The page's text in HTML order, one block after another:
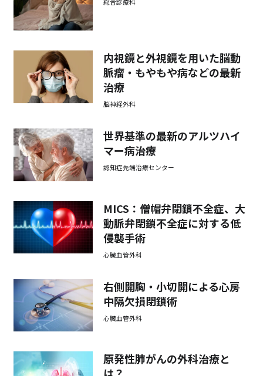
総合診療科
内視鏡と外視鏡を用いた脳動
脈瘤・もやもや病などの最新
治療
脳神経外科
世界基準の最新のアルツハイ
マー病治療
認知症先端治療センター
MICS：僧帽弁閉鎖不全症、大
動脈弁閉鎖不全症に対する低
侵襲手術
心臓血管外科
右側開胸・小切開による心房
中隔欠損閉鎖術
心臓血管外科
原発性肺がんの外科治療と